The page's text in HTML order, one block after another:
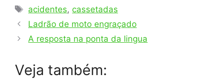
Tags
acidentes, cassetadas
Ladrão de moto engraçado
A resposta na ponta da lingua
Veja também: